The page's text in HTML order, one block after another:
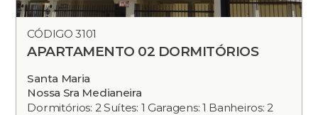
CÓDIGO 3101
APARTAMENTO 02 DORMITÓRIOS
Santa Maria
Nossa Sra Medianeira
Dormitórios: 2 Suítes: 1 Garagens: 1 Banheiros: 2